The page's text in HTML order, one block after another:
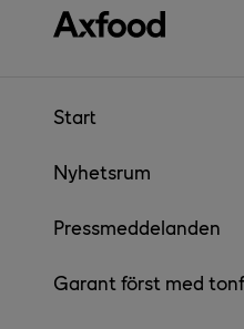
Gå direkt till innehåll
Start
Nyhetsrum
Pressmeddelanden
Garant först med